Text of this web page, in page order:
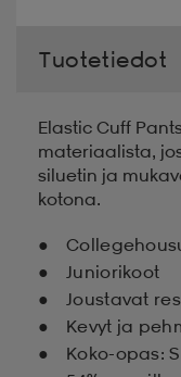
Tuotetiedot
Elastic Cuff
materiaalista,
siluetin ja
kotona.
Juniorikoot
Joustavat
Kevyt ja
Koko-opas: